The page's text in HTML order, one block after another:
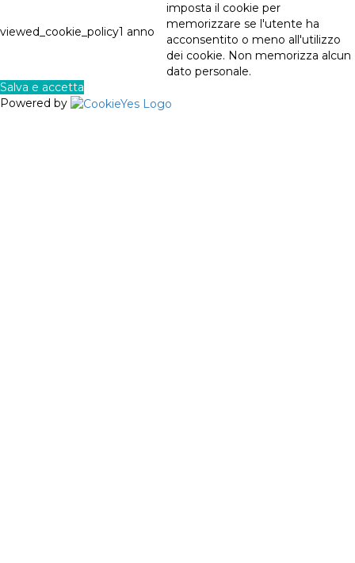
viewed_cookie_policy1 anno
imposta il cookie per
memorizzare se l'utente ha
acconsentito o meno all'utilizzo
dei cookie. Non memorizza alcun
dato personale.
Salva e accetta
Powered by